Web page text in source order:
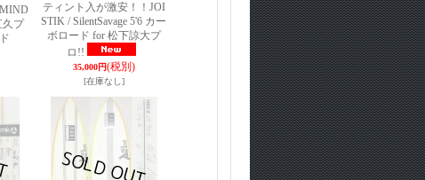
久プ
ティント入が激安！！JOI
STIK / SilentSavage 5'6 カー
ボロード for 松下諒大プ
ロ!!
35,000円(税別)
[在庫なし]